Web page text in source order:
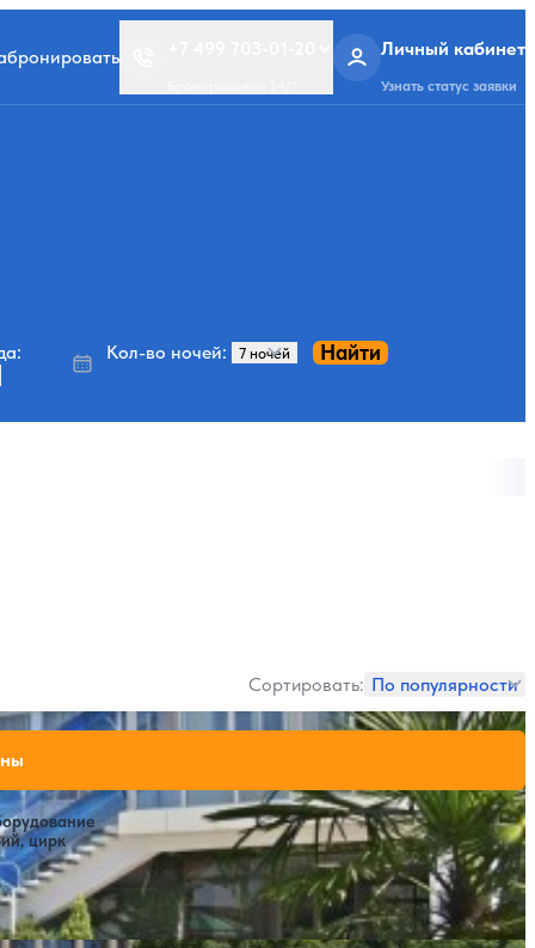
Личный кабинет
Узнать статус заявки
Кол-во ночей: Найти
Сортировать: По популярности
цирк
Расстояние до пляжа: 40 метров от корпуса №1, 100 метров от корпуса №2 (через проезжую часть).
109,200 ₽
120,400 ₽
за 7 ночей, 2 взрослых